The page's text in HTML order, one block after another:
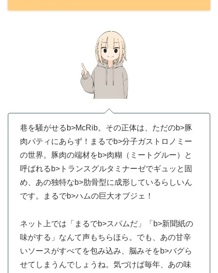
巷を騒がせるb>McRib。その正体は、ただのb>豚
肉パティにあらず！まるでb>分子ガストロノミー
の世界。豚肉の端材をb>肉糊（ミートグルー）と
呼ばれるb>トランスグルタミナーゼでギュッと固
め、あの独特なb>肋骨型に成形しているらしいん
です。まるでb>ハムの巨大オブジェ！
ネット上では「まるでb>スパムだ」「b>新聞紙の
味がする」なんて声もちらほら。でも、あの甘辛
いソースがすべてを包み込み、脳みそをb>バグら
せてしまうんでしょうね。気づけば毎年、あの味